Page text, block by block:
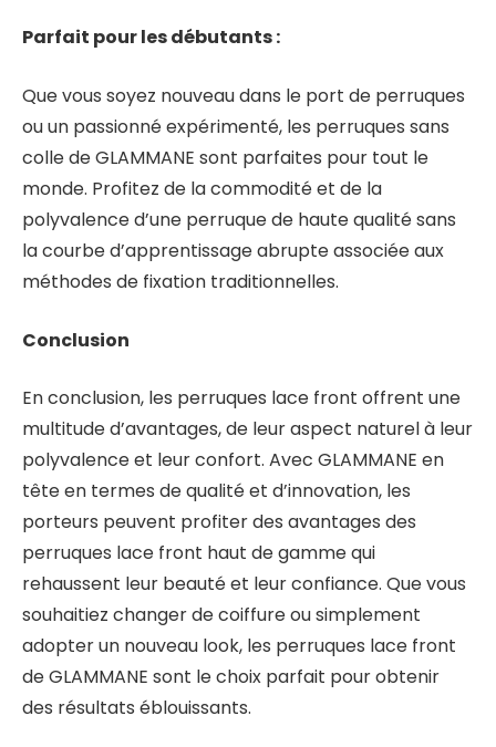
Parfait pour les débutants :
Que vous soyez nouveau dans le port de perruques
ou un passionné expérimenté, les perruques sans
colle de GLAMMANE sont parfaites pour tout le
monde. Profitez de la commodité et de la
polyvalence d’une perruque de haute qualité sans
la courbe d’apprentissage abrupte associée aux
méthodes de fixation traditionnelles.
Conclusion
En conclusion, les perruques lace front offrent une
multitude d’avantages, de leur aspect naturel à leur
polyvalence et leur confort. Avec GLAMMANE en
tête en termes de qualité et d’innovation, les
porteurs peuvent profiter des avantages des
perruques lace front haut de gamme qui
rehaussent leur beauté et leur confiance. Que vous
souhaitiez changer de coiffure ou simplement
adopter un nouveau look, les perruques lace front
de GLAMMANE sont le choix parfait pour obtenir
des résultats éblouissants.